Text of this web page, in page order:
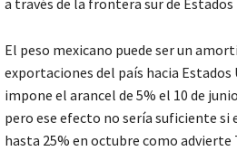
El peso mexicano puede ser un
exportaciones del país hacia Estados
impone el arancel de 5% el 10 de
pero ese efecto no sería suficiente si
hasta 25% en octubre como advierte